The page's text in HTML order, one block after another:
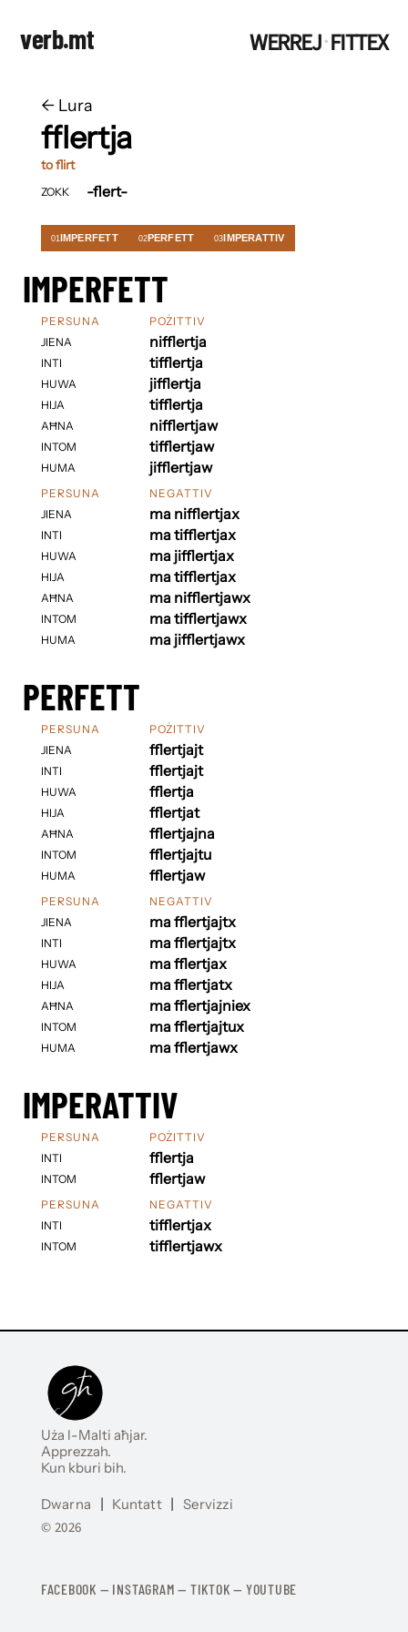
verb.mt WERREJ·FITTEX
← ​​Lura
fflertja
to flirt
ZOKK -flert-
01IMPERFETT 02PERFETT 03IMPERATTIV
IMPERFETT
PERSUNA
JIENA
INTI
HUWA
HIJA
AĦNA
INTOM
HUMA
POŻITTIV
nifflertja
tifflertja
jifflertja
tifflertja
nifflertjaw
tifflertjaw
jifflertjaw
PERSUNA
JIENA
INTI
HUWA
HIJA
AĦNA
INTOM
HUMA
NEGATTIV
ma nifflertjax
ma tifflertjax
ma jifflertjax
ma tifflertjax
ma nifflertjawx
ma tifflertjawx
ma jifflertjawx
PERFETT
PERSUNA
JIENA
INTI
HUWA
HIJA
AĦNA
INTOM
HUMA
POŻITTIV
fflertjajt
fflertjajt
fflertja
fflertjat
fflertjajna
fflertjajtu
fflertjaw
PERSUNA
JIENA
INTI
HUWA
HIJA
AĦNA
INTOM
HUMA
NEGATTIV
ma fflertjajtx
ma fflertjajtx
ma fflertjax
ma fflertjatx
ma fflertjajniex
ma fflertjajtux
ma fflertjawx
IMPERATTIV
PERSUNA
INTI
INTOM
POŻITTIV
fflertja
fflertjaw
PERSUNA
INTI
INTOM
NEGATTIV
tifflertjax
tifflertjawx
Uża l-Malti aħjar.
Apprezzah.
Kun kburi bih.
Dwarna | Kuntatt | Servizzi
© 2026
FACEBOOK — INSTAGRAM — TIKTOK — YOUTUBE